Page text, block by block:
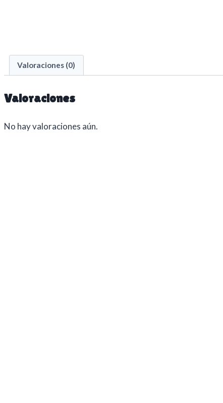
Valoraciones (0)
Valoraciones
No hay valoraciones aún.